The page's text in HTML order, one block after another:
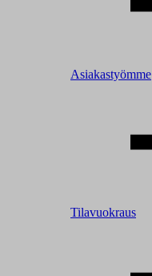
Asiakastyömme
Tilavuokraus